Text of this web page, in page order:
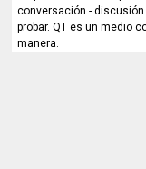
conversación -
probar. QT es un medio
manera.